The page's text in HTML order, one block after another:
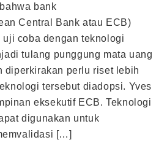
bank
Central Bank atau ECB)
coba dengan teknologi
tulang punggung mata uang
diperkirakan perlu riset lebih
tersebut diadopsi. Yves
eksekutif ECB. Teknologi
digunakan untuk
[…]